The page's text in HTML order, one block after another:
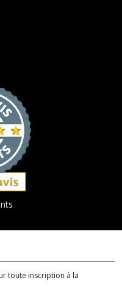
toute inscription à la